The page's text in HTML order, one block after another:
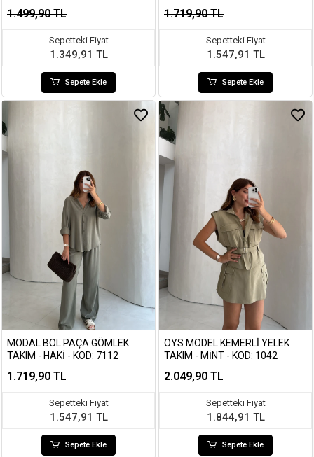
1.499,90 TL
Sepetteki Fiyat
1.349,91 TL
Sepete Ekle
1.719,90 TL
Sepetteki Fiyat
1.547,91 TL
Sepete Ekle
MODAL BOL PAÇA GÖMLEK
TAKIM - HAKI - KOD: 7112
1.719,90 TL
Sepetteki Fiyat
1.547,91 TL
Sepete Ekle
OYS MODEL KEMERLI YELEK
TAKIM - MINT - KOD: 1042
2.049,90 TL
Sepetteki Fiyat
1.844,91 TL
Sepete Ekle